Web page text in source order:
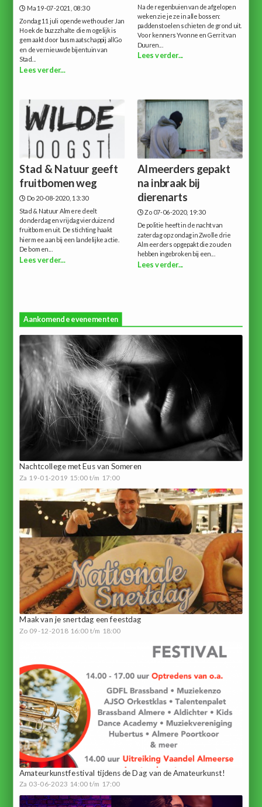
Ma 19-07-2021, 08:30
Zondag 11 juli opende wethouder Jan
Hoek de buzzzhalte die mogelijk is
gemaakt door busmaatschappij allGo
en de vernieuwde bijentuin van
Stad...
Lees verder...
Na de regenbuien van de afgelopen
weken zie je ze in alle bossen:
paddenstoelen schieten de grond uit.
Voor kenners Yvonne en Gerrit van
Duuren...
Lees verder...
Stad & Natuur geeft
fruitbomen weg
Do 20-08-2020, 13:30
Stad & Natuur Almere deelt
donderdag en vrijdag vierduizend
fruitbomen uit. De stichting haakt
hiermee aan bij een landelijke actie.
De bomen...
Lees verder...
Almeerders gepakt
na inbraak bij
dierenarts
Zo 07-06-2020, 19:30
De politie heeft in de nacht van
zaterdag op zondag in Zwolle drie
Almeerders opgepakt die zouden
hebben ingebroken bij een...
Lees verder...
Aankomende evenementen
Nachtcollege met Eus van Someren
Za 19-01-2019 15:00 t/m 17:00
Maak van je snertdag een feestdag
Zo 09-12-2018 16:00 t/m 18:00
Amateurkunstfestival tijdens de Dag van de Amateurkunst!
Za 03-06-2023 14:00 t/m 17:00